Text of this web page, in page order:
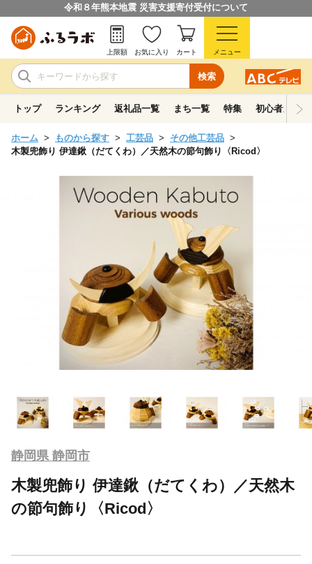
令和８年熊本地震 災害支援寄付受付について
検索
上限額 お気に入り カート メニュー
トップ ランキング 返礼品一覧 まち一覧 特集 初心者ガイド
ホーム ものから探す 工芸品
その他工芸品
木製兜飾り 伊達鍬（だてくわ）／天然木の節句飾り〈Ricod〉
静岡県 静岡市
木製兜飾り 伊達鍬（だてくわ）／天然木
の節句飾り〈Ricod〉